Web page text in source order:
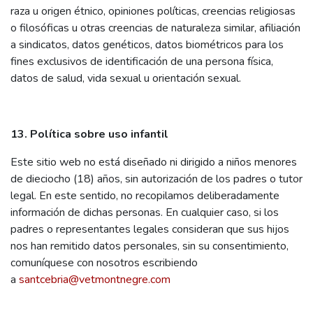
raza u origen étnico, opiniones políticas, creencias religiosas
o filosóficas u otras creencias de naturaleza similar, afiliación
a sindicatos, datos genéticos, datos biométricos para los
fines exclusivos de identificación de una persona física,
datos de salud, vida sexual u orientación sexual.
13. Política sobre uso infantil
Este sitio web no está diseñado ni dirigido a niños menores
de dieciocho (18) años, sin autorización de los padres o tutor
legal. En este sentido, no recopilamos deliberadamente
información de dichas personas. En cualquier caso, si los
padres o representantes legales consideran que sus hijos
nos han remitido datos personales, sin su consentimiento,
comuníquese con nosotros escribiendo
a santcebria@vetmontnegre.com